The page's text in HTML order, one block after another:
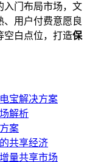
入门布局市场，文
、用户付费意愿良
空白点位，打造保
宝解决方案
解析
案
共享经济
量共享市场